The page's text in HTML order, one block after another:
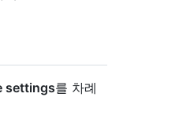
settings를 차례